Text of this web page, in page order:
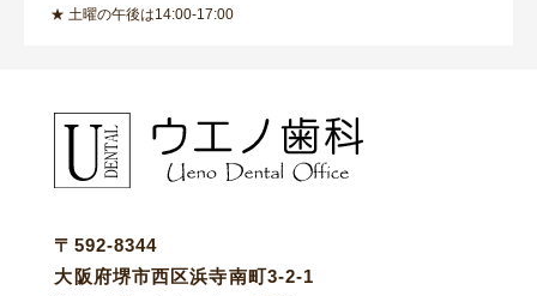
★ 土曜の午後は14:00-17:00
〒592-8344
大阪府堺市西区浜寺南町3-2-1